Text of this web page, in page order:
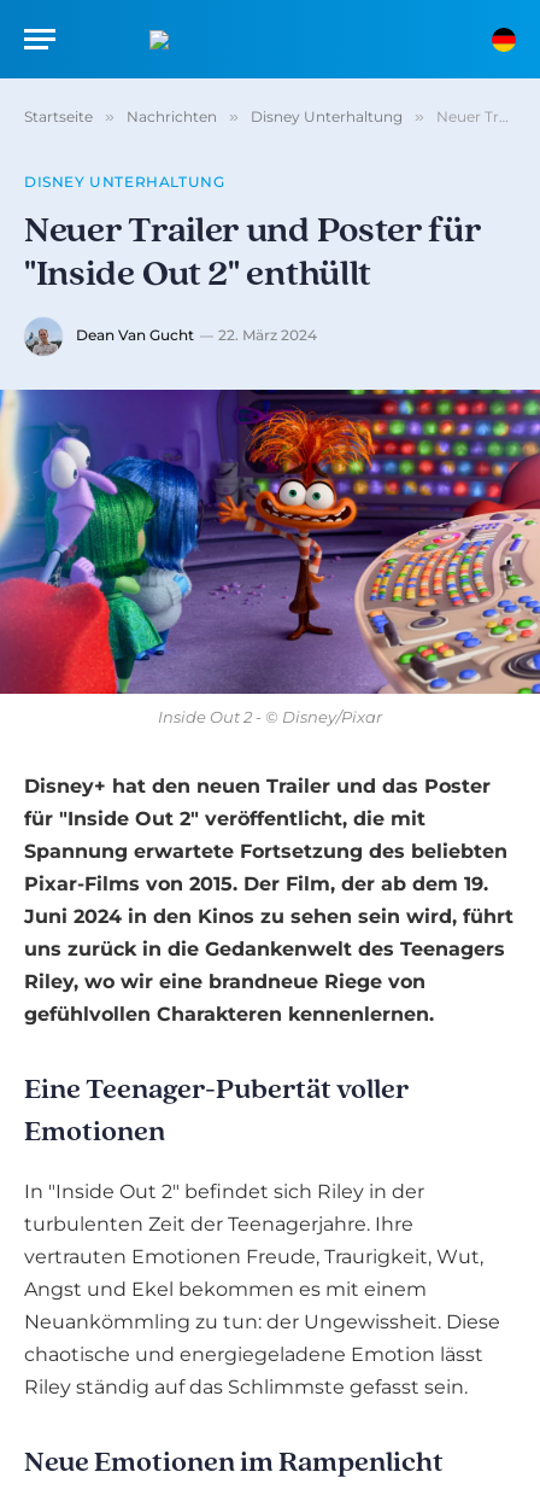
Startseite » Nachrichten » Disney Unterhaltung » Neuer Trailer und Poster für "Inside Out 2" enthüllt
DISNEY UNTERHALTUNG
Neuer Trailer und Poster für
"Inside Out 2" enthüllt
Dean Van Gucht 22. März 2024
Inside Out 2 - © Disney/Pixar
Disney+ hat den neuen Trailer und das Poster
für "Inside Out 2" veröffentlicht, die mit
Spannung erwartete Fortsetzung des beliebten
Pixar-Films von 2015. Der Film, der ab dem 19.
Juni 2024 in den Kinos zu sehen sein wird, führt
uns zurück in die Gedankenwelt des Teenagers
Riley, wo wir eine brandneue Riege von
gefühlvollen Charakteren kennenlernen.
Eine Teenager-Pubertät voller
Emotionen
In "Inside Out 2" befindet sich Riley in der
turbulenten Zeit der Teenagerjahre. Ihre
vertrauten Emotionen Freude, Traurigkeit, Wut,
Angst und Ekel bekommen es mit einem
Neuankömmling zu tun: der Ungewissheit. Diese
chaotische und energiegeladene Emotion lässt
Riley ständig auf das Schlimmste gefasst sein.
Neue Emotionen im Rampenlicht